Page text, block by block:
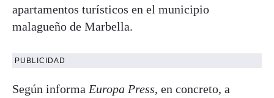
apartamentos turísticos en el municipio
malagueño de Marbella.
PUBLICIDAD
Según informa Europa Press, en concreto, a